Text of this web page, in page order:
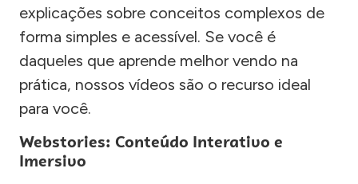
explicações sobre conceitos complexos de
forma simples e acessível. Se você é
daqueles que aprende melhor vendo na
prática, nossos vídeos são o recurso ideal
para você.
Webstories: Conteúdo Interativo e
Imersivo